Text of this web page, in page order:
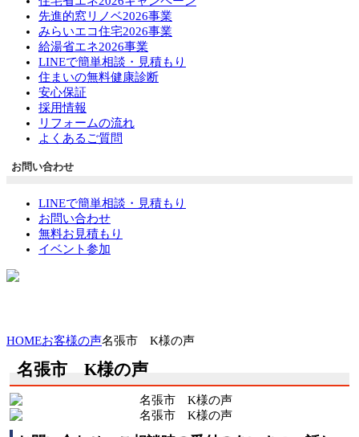
先進的窓リノベ2026事業
みらいエコ住宅2026事業
給湯省エネ2026事業
LINEで簡単相談・見積もり
住まいの無料健康診断
安心保証
採用情報
リフォームの流れ
よくあるご質問
お問い合わせ
LINEで簡単相談・見積もり
お問い合わせ
無料お見積もり
イベント参加
HOMEお客様の声名張市 K様の声
名張市 K様の声